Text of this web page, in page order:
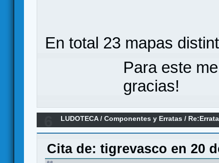
En total 23 mapas
Para este
gracias!
LUDOTECA/Componentes y Erratas /
Cita de: tigrevasco en 20